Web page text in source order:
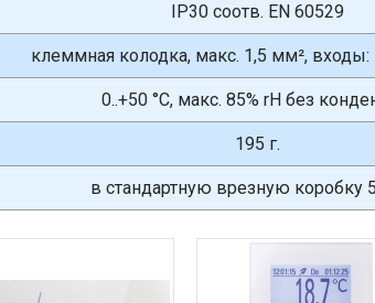
IP30 соотв. EN 60529
клеммная колодка, макс. 1,5 мм²,
0..+50 °C, макс. 85% rH без
195 г.
в стандартную врезную коробку